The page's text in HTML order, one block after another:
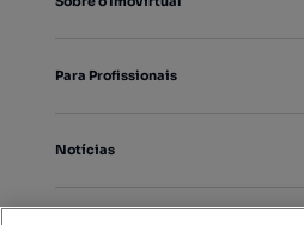
Para Profissionais
Notícias